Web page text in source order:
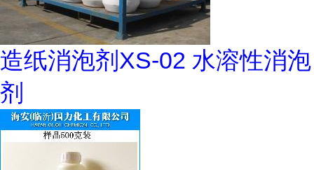
造纸消泡剂XS-02 水溶性消泡
剂